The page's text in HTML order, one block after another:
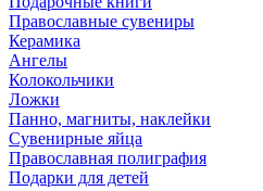
Православные сувениры
Керамика
Ангелы
Колокольчики
Ложки
Панно, магниты, наклейки
Сувенирные яйца
Православная полиграфия
Подарки для детей